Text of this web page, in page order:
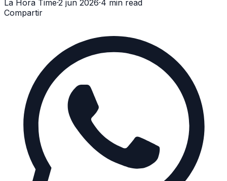
La Hora Time·2 jun 2026·4 min read
Compartir